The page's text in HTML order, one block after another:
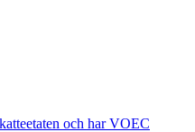
och har VOEC